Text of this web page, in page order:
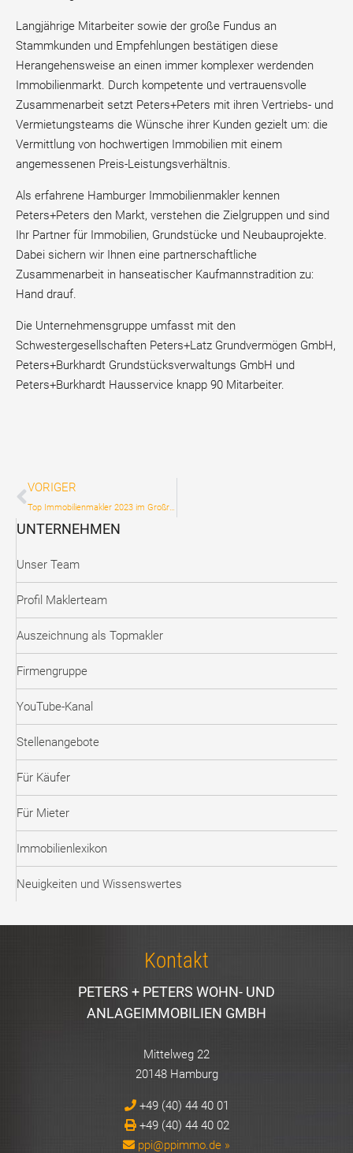
Langjährige Mitarbeiter sowie der große Fundus an
Stammkunden und Empfehlungen bestätigen diese
Herangehensweise an einen immer komplexer werdenden
Immobilienmarkt. Durch kompetente und vertrauensvolle
Zusammenarbeit setzt Peters+Peters mit ihren Vertriebs- und
Vermietungsteams die Wünsche ihrer Kunden gezielt um: die
Vermittlung von hochwertigen Immobilien mit einem
angemessenen Preis-Leistungsverhältnis.
Als erfahrene Hamburger Immobilienmakler kennen
Peters+Peters den Markt, verstehen die Zielgruppen und sind
Ihr Partner für Immobilien, Grundstücke und Neubauprojekte.
Dabei sichern wir Ihnen eine partnerschaftliche
Zusammenarbeit in hanseatischer Kaufmannstradition zu:
Hand drauf.
Die Unternehmensgruppe umfasst mit den
Schwestergesellschaften Peters+Latz Grundvermögen GmbH,
Peters+Burkhardt Grundstücksverwaltungs GmbH und
Peters+Burkhardt Hausservice knapp 90 Mitarbeiter.
VORIGER
Top Immobilienmakler 2023 im Großraum Hamburg
UNTERNEHMEN
Unser Team
Profil Maklerteam
Auszeichnung als Topmakler
Firmengruppe
YouTube-Kanal
Stellenangebote
Für Käufer
Für Mieter
Immobilienlexikon
Neuigkeiten und Wissenswertes
Kontakt
PETERS + PETERS WOHN- UND
ANLAGEIMMOBILIEN GMBH
Mittelweg 22
20148 Hamburg
+49 (40) 44 40 01
+49 (40) 44 40 02
ppi@ppimmo.de »